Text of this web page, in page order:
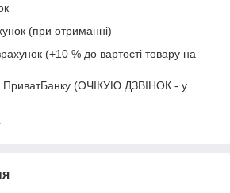
(при отриманні)
(+10 % до вартості товару на
ПриватБанку (ОЧІКУЮ ДЗВІНОК - у